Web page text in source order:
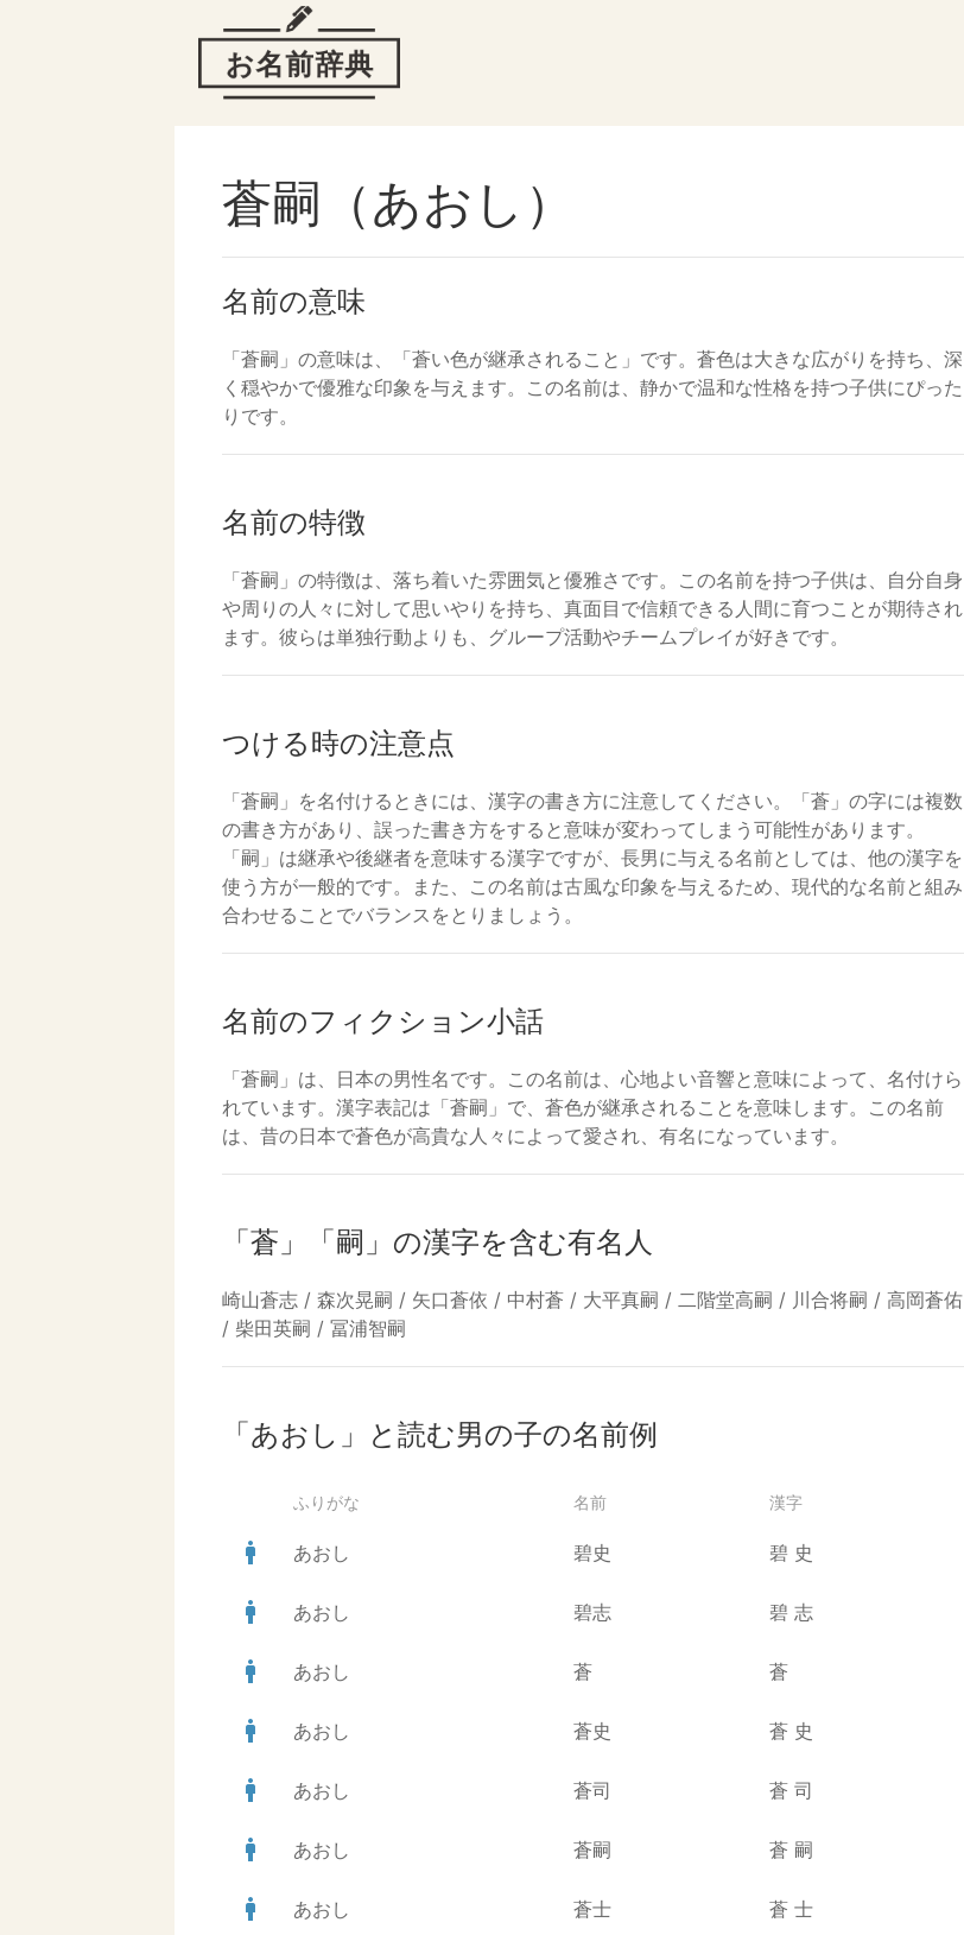
蒼嗣（あおし）
名前の意味
「蒼嗣」の意味は、「蒼い色が継承されること」です。蒼色は大きな広がりを持ち、深
く穏やかで優雅な印象を与えます。この名前は、静かで温和な性格を持つ子供にぴった
りです。
名前の特徴
「蒼嗣」の特徴は、落ち着いた雰囲気と優雅さです。この名前を持つ子供は、自分自身
や周りの人々に対して思いやりを持ち、真面目で信頼できる人間に育つことが期待され
ます。彼らは単独行動よりも、グループ活動やチームプレイが好きです。
つける時の注意点
「蒼嗣」を名付けるときには、漢字の書き方に注意してください。「蒼」の字には複数
の書き方があり、誤った書き方をすると意味が変わってしまう可能性があります。
「嗣」は継承や後継者を意味する漢字ですが、長男に与える名前としては、他の漢字を
使う方が一般的です。また、この名前は古風な印象を与えるため、現代的な名前と組み
合わせることでバランスをとりましょう。
名前のフィクション小話
「蒼嗣」は、日本の男性名です。この名前は、心地よい音響と意味によって、名付けら
れています。漢字表記は「蒼嗣」で、蒼色が継承されることを意味します。この名前
は、昔の日本で蒼色が高貴な人々によって愛され、有名になっています。
「蒼」「嗣」の漢字を含む有名人
崎山蒼志 / 森次晃嗣 / 矢口蒼依 / 中村蒼 / 大平真嗣 / 二階堂高嗣 / 川合将嗣 / 高岡蒼佑
/ 柴田英嗣 / 冨浦智嗣
「あおし」と読む男の子の名前例
ふりがな 名前 漢字
man あおし 碧史 碧 史
man あおし 碧志 碧 志
man あおし 蒼 蒼
man あおし 蒼史 蒼 史
man あおし 蒼司 蒼 司
man あおし 蒼嗣 蒼 嗣
man あおし 蒼士 蒼 士